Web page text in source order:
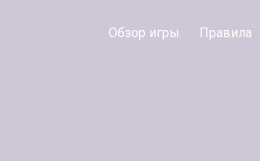
Обзор игры Правила